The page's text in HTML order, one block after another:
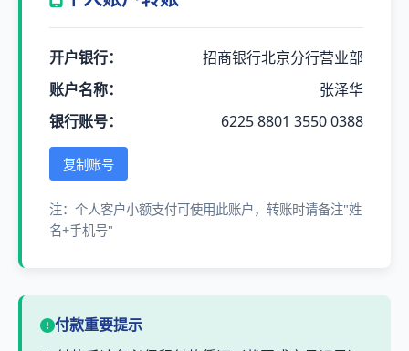
开户银行：
招商银行北京分行营业部
账户名称：
张泽华
银行账号：
6225 8801 3550 0388
复制账号
注：个人客户小额支付可使用此账户，转账时请备注"姓
名+手机号"
付款重要提示